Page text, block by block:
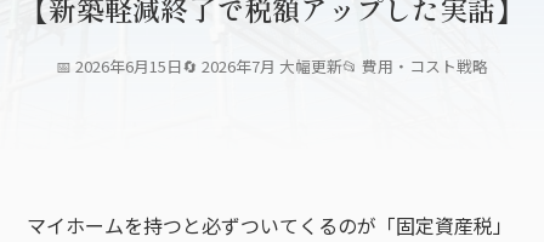
【新築軽減終了で税額アップした実話】
2026年6月15日 2026年7月 大幅更新 費用・コスト戦略
マイホームを持つと必ずついてくるのが「固定資産税」